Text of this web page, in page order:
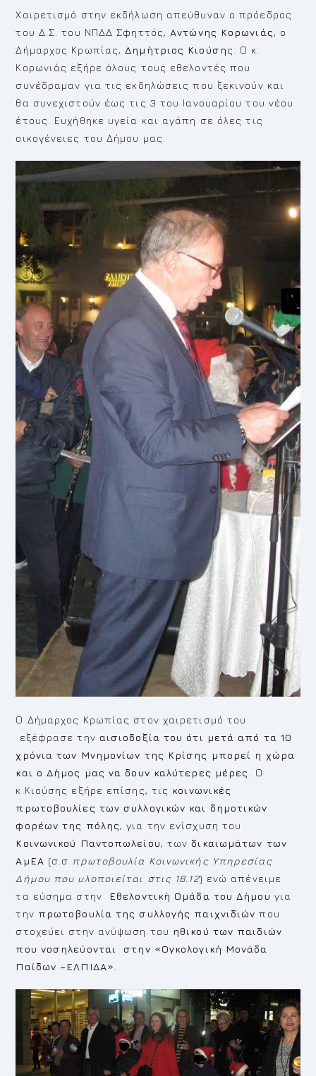
Χαιρετισμό στην εκδήλωση απεύθυναν ο πρόεδρος
του Δ.Σ. του ΝΠΔΔ Σφηττός, Αντώνης Κορωνιάς, ο
Δήμαρχος Κρωπίας, Δημήτριος Κιούσης. Ο κ.
Κορωνιάς εξήρε όλους τους εθελοντές που
συνέδραμαν για τις εκδηλώσεις που ξεκινούν και
θα συνεχιστούν έως τις 3 του Ιανουαρίου του νέου
έτους. Ευχήθηκε υγεία και αγάπη σε όλες τις
οικογένειες του Δήμου μας.
Ο Δήμαρχος Κρωπίας στον χαιρετισμό του
εξέφρασε την αισιοδοξία του ότι μετά από τα 10
χρόνια των Μνημονίων της Κρίσης μπορεί η χώρα
και ο Δήμος μας να δουν καλύτερες μέρες
. Ο
κ.Κιούσης εξήρε επίσης, τις κοινωνικές
πρωτοβουλίες των συλλογικών και δημοτικών
φορέων της πόλης, για την ενίσχυση του
Κοινωνικού Παντοπωλείου, τωνδικαιωμάτων των
ΑμΕΑ (σ.σ πρωτοβουλία Κοινωνικής Υπηρεσίας
Δήμου που υλοποιείται στις 18.12) ενώ απένειμε
τα εύσημα στην Εθελοντική Ομάδα του Δήμου για
την πρωτοβουλία της συλλογής παιχνιδιών που
στοχεύει στην ανύψωση του ηθικού των παιδιών
που νοσηλεύονται στην «Ογκολογική Μονάδα
Παίδων –ΕΛΠΙΔΑ».